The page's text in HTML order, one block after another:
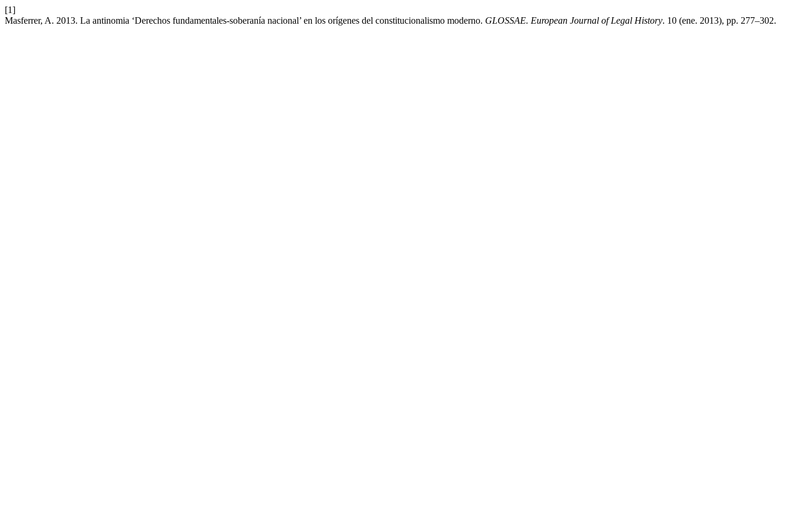
[1]
Masferrer, A. 2013. La antinomia ‘Derechos fundamentales-soberanía nacional’ en los orígenes del constitucionalismo moderno. GLOSSAE. European Journal of Legal History. 10 (ene. 2013), pp. 277–302.